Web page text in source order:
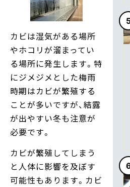
カビは湿気がある場所
やホコリが溜まってい
る場所に発生します。特
にジメジメとした梅雨
時期はカビが繁殖する
ことが多いですが、結露
が出やすい冬も注意が
必要です。
カビが繁殖してしまう
と人体に影響を及ぼす
可能性もあります。カビ